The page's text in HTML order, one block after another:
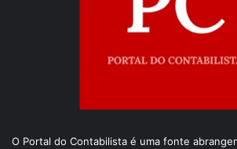
O Portal do Contabilista é uma fonte